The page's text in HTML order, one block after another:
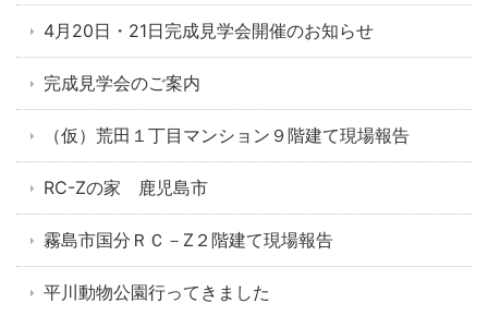
4月20日・21日完成見学会開催のお知らせ
完成見学会のご案内
（仮）荒田１丁目マンション９階建て現場報告
RC-Zの家 鹿児島市
霧島市国分ＲＣ－Z２階建て現場報告
平川動物公園行ってきました